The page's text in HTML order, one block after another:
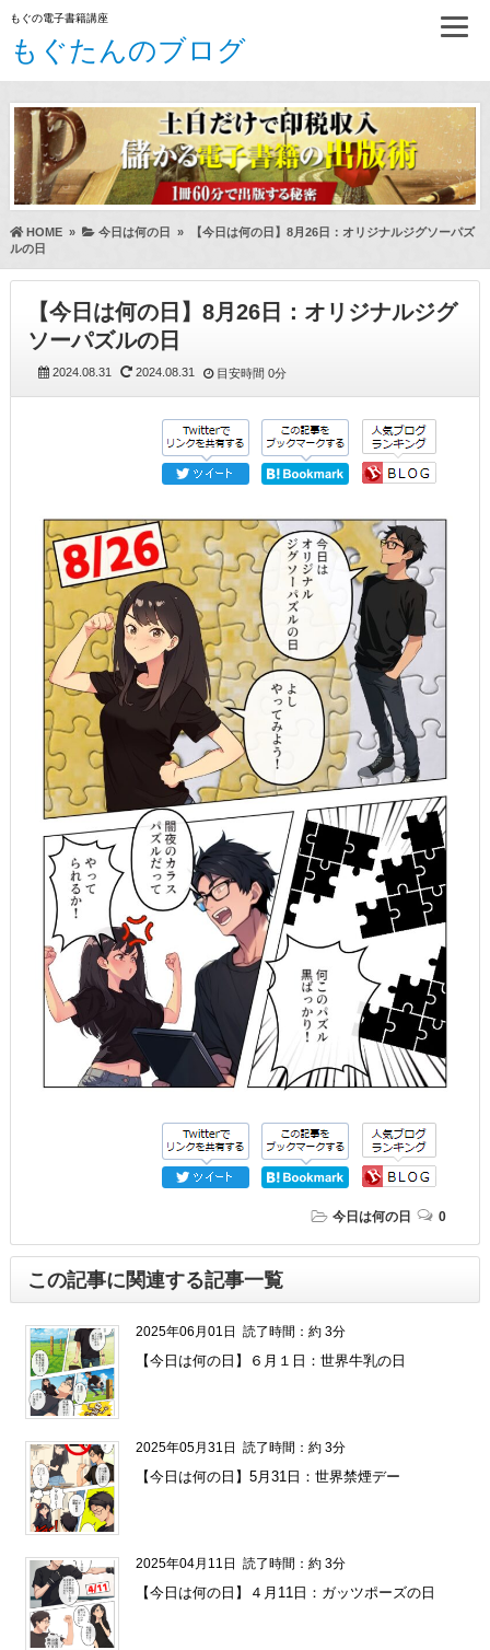
もぐの電子書籍講座
もぐたんのブログ
HOME» 今日は何の日 »
【今日は何の日】8月26日：オリジナルジグソーパズ
ルの日
【今日は何の日】8月26日：オリジナルジグ
ソーパズルの日
2024.08.31 2024.08.31 目安時間 0分
今日は何の日 0
この記事に関連する記事一覧
2025年06月01日 読了時間：約 3分
【今日は何の日】６月１日：世界牛乳の日
2025年05月31日 読了時間：約 3分
【今日は何の日】5月31日：世界禁煙デー
2025年04月11日 読了時間：約 3分
【今日は何の日】４月11日：ガッツポーズの日